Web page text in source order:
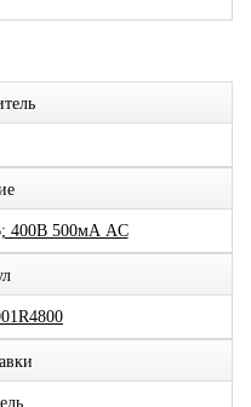
400В 500мА AC